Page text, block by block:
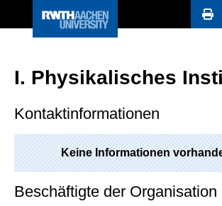
I. Physikalisches
Kontaktinformationen
Keine Informationen
Beschäftigte der Organisation